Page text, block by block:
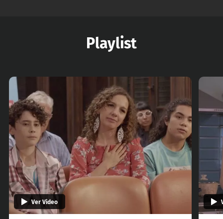
Playlist
Ver Video